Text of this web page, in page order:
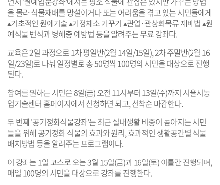
을 몰라 식물재배를 망설이거나 또는 어려움을 겪고 있는 시민들에게
▴기초적인 원예기술 ▴가정채소 가꾸기 ▴관엽·관상화목류 재배법 ▴원
예식물 번식과 병해충 예방법 등을 알려주는 무료 강좌다.
교육은 2일 과정으로 1차 평일반(2월 14일/15일), 2차 주말반(2월 16
일/23일)로 나눠 일정별로 총 50명씩 100명의 시민을 대상으로 진행
된다.
참여를 원하는 시민은 8일(금) 오전 11시부터 13일(수)까지 서울시농
업기술센터 홈페이지에서 신청하면 되고, 선착순 마감한다.
두 번째 '공기정화식물강좌'는 최근 실내생활 비중이 높아지는 시민
들을 위해 공기정화 식물의 효과와 원리, 효과적인 생활공간별 식물
배치방법 등을 알려주는 프로그램이다.
이 강좌는 1일 코스로 오는 3월 15일(금)과 16일(토) 이틀간 진행되며,
매일 100명의 시민을 대상으로 강좌를 진행한다.